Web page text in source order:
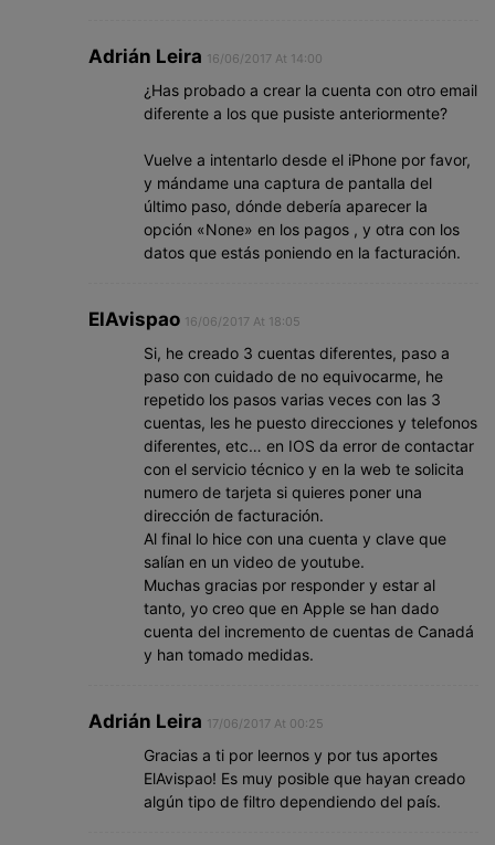
Adrián Leira 16/06/2017 At 14:00
¿Has probado a crear la cuenta con otro email
diferente a los que pusiste anteriormente?
Vuelve a intentarlo desde el iPhone por favor,
y mándame una captura de pantalla del
último paso, dónde debería aparecer la
opción «None» en los pagos , y otra con los
datos que estás poniendo en la facturación.
ElAvispao 16/06/2017 At 18:05
Si, he creado 3 cuentas diferentes, paso a
paso con cuidado de no equivocarme, he
repetido los pasos varias veces con las 3
cuentas, les he puesto direcciones y telefonos
diferentes, etc… en IOS da error de contactar
con el servicio técnico y en la web te solicita
numero de tarjeta si quieres poner una
dirección de facturación.
Al final lo hice con una cuenta y clave que
salían en un video de youtube.
Muchas gracias por responder y estar al
tanto, yo creo que en Apple se han dado
cuenta del incremento de cuentas de Canadá
y han tomado medidas.
Adrián Leira 17/06/2017 At 00:25
Gracias a ti por leernos y por tus aportes
ElAvispao! Es muy posible que hayan creado
algún tipo de filtro dependiendo del país.